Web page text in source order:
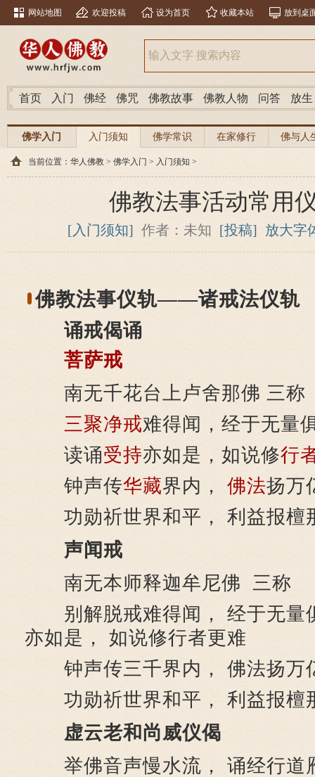
网站地图 欢迎投稿 设为首页 收藏本站 放到桌
首页 入门 佛经 佛咒 佛教故事 佛教人物 问答 放生
佛学入门 入门须知 佛学常识 在家修行 佛与人
当前位置： 华人佛教 > 佛学入门 > 入门须知 >
佛教法事活动常用
[入门须知] 作者：未知 [投稿] 放大字
佛教法事仪轨——诸戒法仪轨
诵戒偈诵
菩萨戒
南无千花台上卢舍那佛 三称
三聚净戒难得闻，经于无量
读诵受持亦如是，如说修行
钟声传华藏界内， 佛法扬万
功勋祈世界和平， 利益报檀
声闻戒
南无本师释迦牟尼佛 三称
别解脱戒难得闻， 经于无量
亦如是， 如说修行者更难
钟声传三千界内， 佛法扬万
功勋祈世界和平， 利益报檀
虚云老和尚威仪偈
举佛音声慢水流， 诵经行道